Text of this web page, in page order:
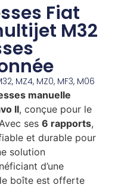
Fiat
M32
MZ4, MZ0, MF3, M06
manuelle
II, conçue pour le
ses 6 rapports,
et durable pour
solution
d’une
boîte est offerte